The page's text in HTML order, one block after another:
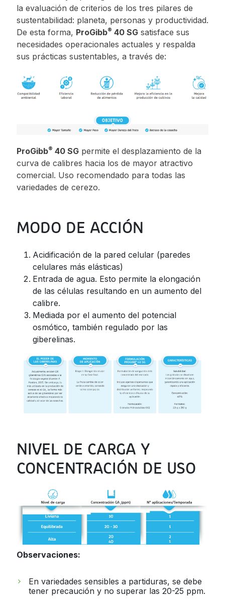
la evaluación de criterios de los tres pilares de
sustentabilidad: planeta, personas y productividad.
De esta forma, ProGibb® 40 SGsatisface sus
necesidades operacionales actuales y respalda
sus prácticas sustentables, a través de:
ProGibb® 40 SGpermite el desplazamiento de la
curva de calibres hacia los de mayor atractivo
comercial. Uso recomendado para todas las
variedades de cerezo.
MODO DE ACCIÓN
Acidificación de la pared celular (paredes
celulares más elásticas)
Entrada de agua. Esto permite la elongación
de las células resultando en un aumento del
calibre.
Mediada por el aumento del potencial
osmótico, también regulado por las
giberelinas.
NIVEL DE CARGA Y
CONCENTRACIÓN DE USO
Observaciones:
En variedades sensibles a partiduras, se debe
tener precaución y no superar las 20-25 ppm.